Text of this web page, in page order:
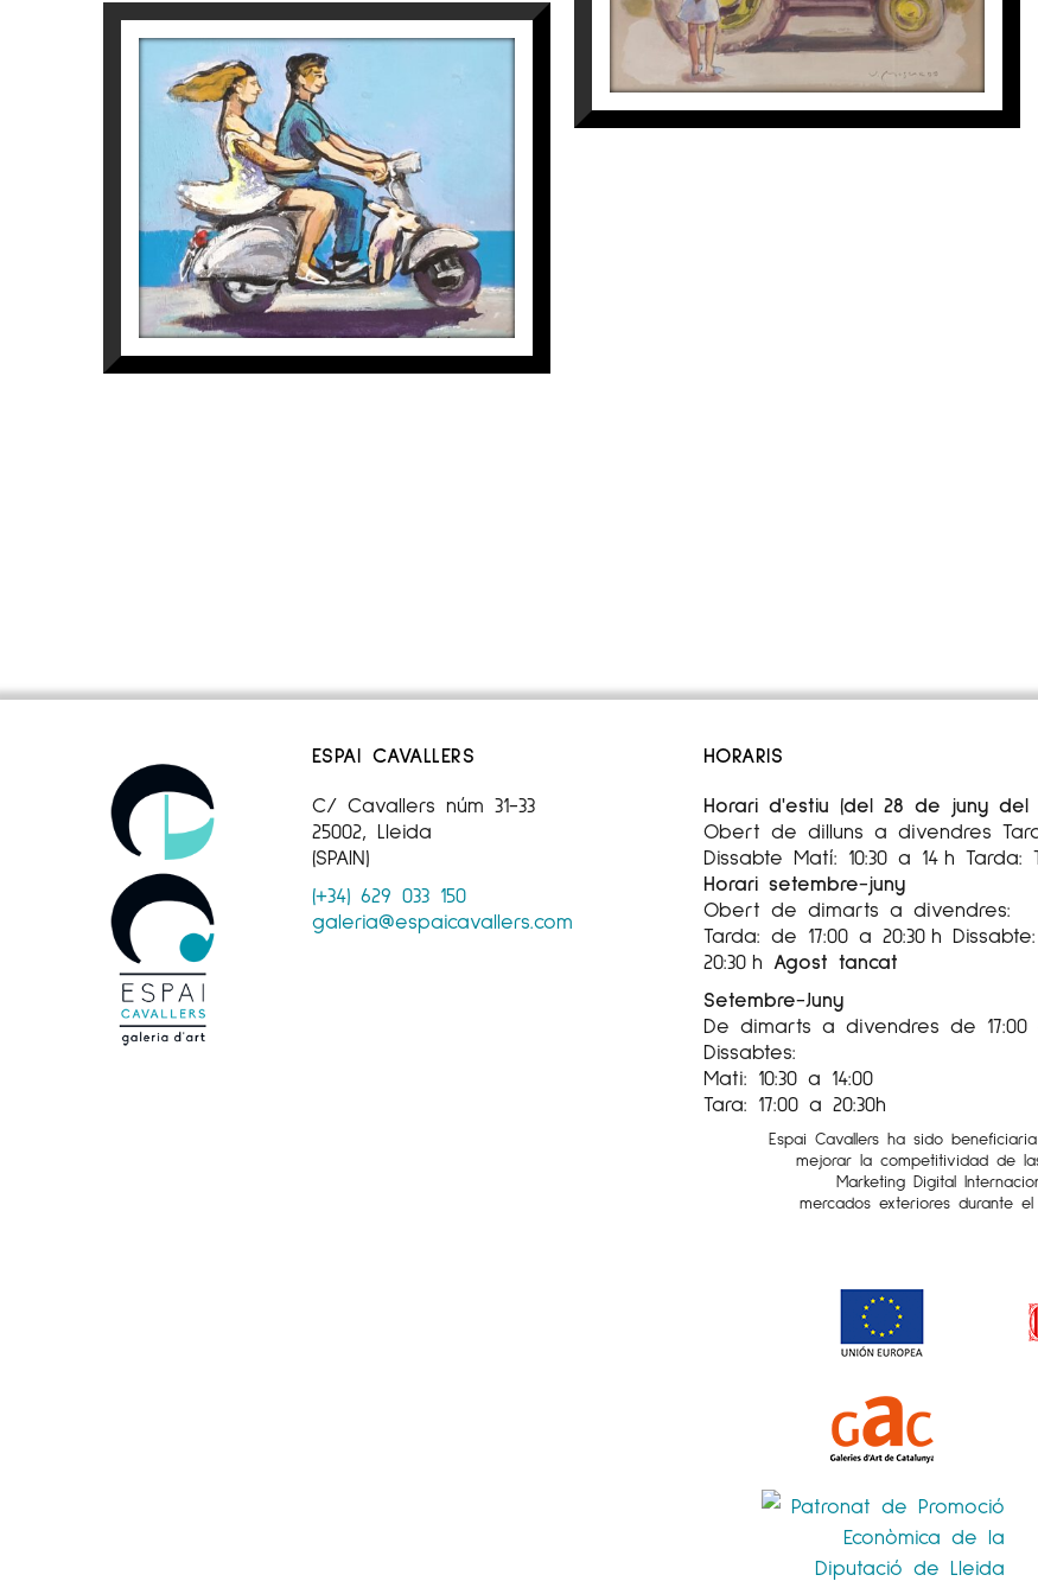
S/T (PARELLA MOTO)
Josep Moscardó
375€
ESPAI CAVALLERS
C/ Cavallers núm 31-33
25002, Lleida
(SPAIN)
(+34) 629 033 150
galeria@espaicavallers.com
HORARIS
Horari d'estiu (del 28 de juny del
Obert de dilluns a divendres
Dissabte Matí: 10:30 a 14 h Tarda:
Horari setembre-juny
Obert de dimarts a divendres:
Tarda: de 17:00 a 20:30 h
20:30 h Agost tancat
Setembre-Juny
De dimarts a divendres de 17:00
Dissabtes:
Mati: 10:30 a 14:00
Tara: 17:00 a 20:30h
Espai Cavallers ha sido
mejorar la competitividad de
Marketing Digital
mercados exteriores durante